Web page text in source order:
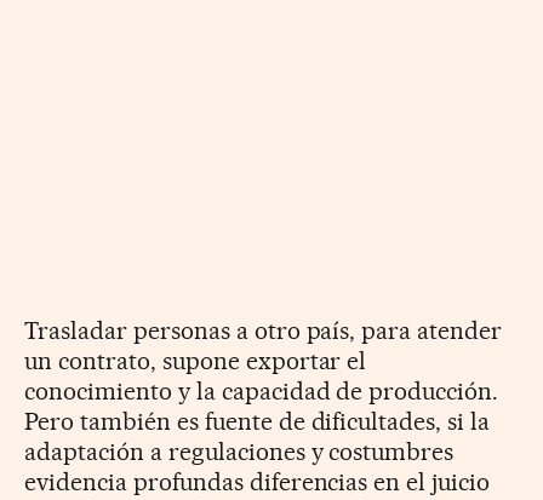
Trasladar personas a otro país, para atender
un contrato, supone exportar el
conocimiento y la capacidad de producción.
Pero también es fuente de dificultades, si la
adaptación a regulaciones y costumbres
evidencia profundas diferencias en el juicio